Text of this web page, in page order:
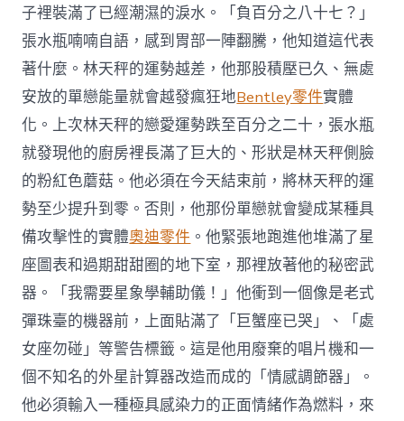
子裡裝滿了已經潮濕的淚水。「負百分之八十七？」
張水瓶喃喃自語，感到胃部一陣翻騰，他知道這代表
著什麼。林天秤的運勢越差，他那股積壓已久、無處
安放的單戀能量就會越發瘋狂地Bentley零件實體
化。上次林天秤的戀愛運勢跌至百分之二十，張水瓶
就發現他的廚房裡長滿了巨大的、形狀是林天秤側臉
的粉紅色蘑菇。他必須在今天結束前，將林天秤的運
勢至少提升到零。否則，他那份單戀就會變成某種具
備攻擊性的實體奧迪零件 。他緊張地跑進他堆滿了星
座圖表和過期甜甜圈的地下室，那裡放著他的秘密武
器。「我需要星象學輔助儀！」他衝到一個像是老式
彈珠臺的機器前，上面貼滿了「巨蟹座已哭」、「處
女座勿碰」等警告標籤。這是他用廢棄的唱片機和一
個不知名的外星計算器改造而成的「情感調節器」。
他必須輸入一種極具感染力的正面情緒作為燃料，來